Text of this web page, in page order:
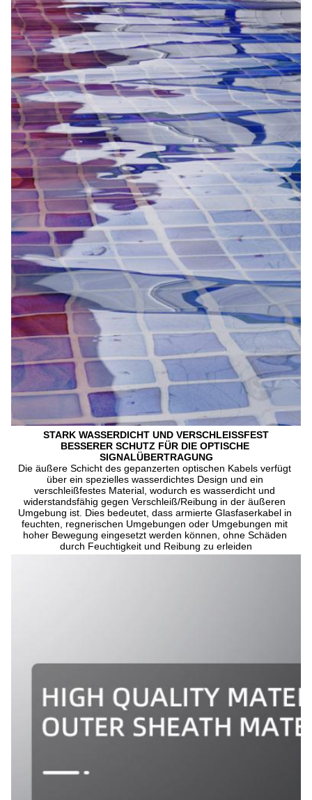
STARK WASSERDICHT UND VERSCHLEISSFEST
BESSERER SCHUTZ FÜR DIE OPTISCHE
SIGNALÜBERTRAGUNG
Die äußere Schicht des gepanzerten optischen Kabels verfügt
über ein spezielles wasserdichtes Design und ein
verschleißfestes Material, wodurch es wasserdicht und
widerstandsfähig gegen Verschleiß/Reibung in der äußeren
Umgebung ist. Dies bedeutet, dass armierte Glasfaserkabel in
feuchten, regnerischen Umgebungen oder Umgebungen mit
hoher Bewegung eingesetzt werden können, ohne Schäden
durch Feuchtigkeit und Reibung zu erleiden